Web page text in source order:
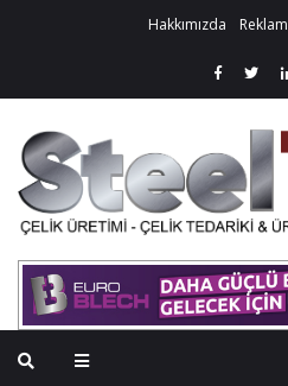
Hakkımızda Reklam